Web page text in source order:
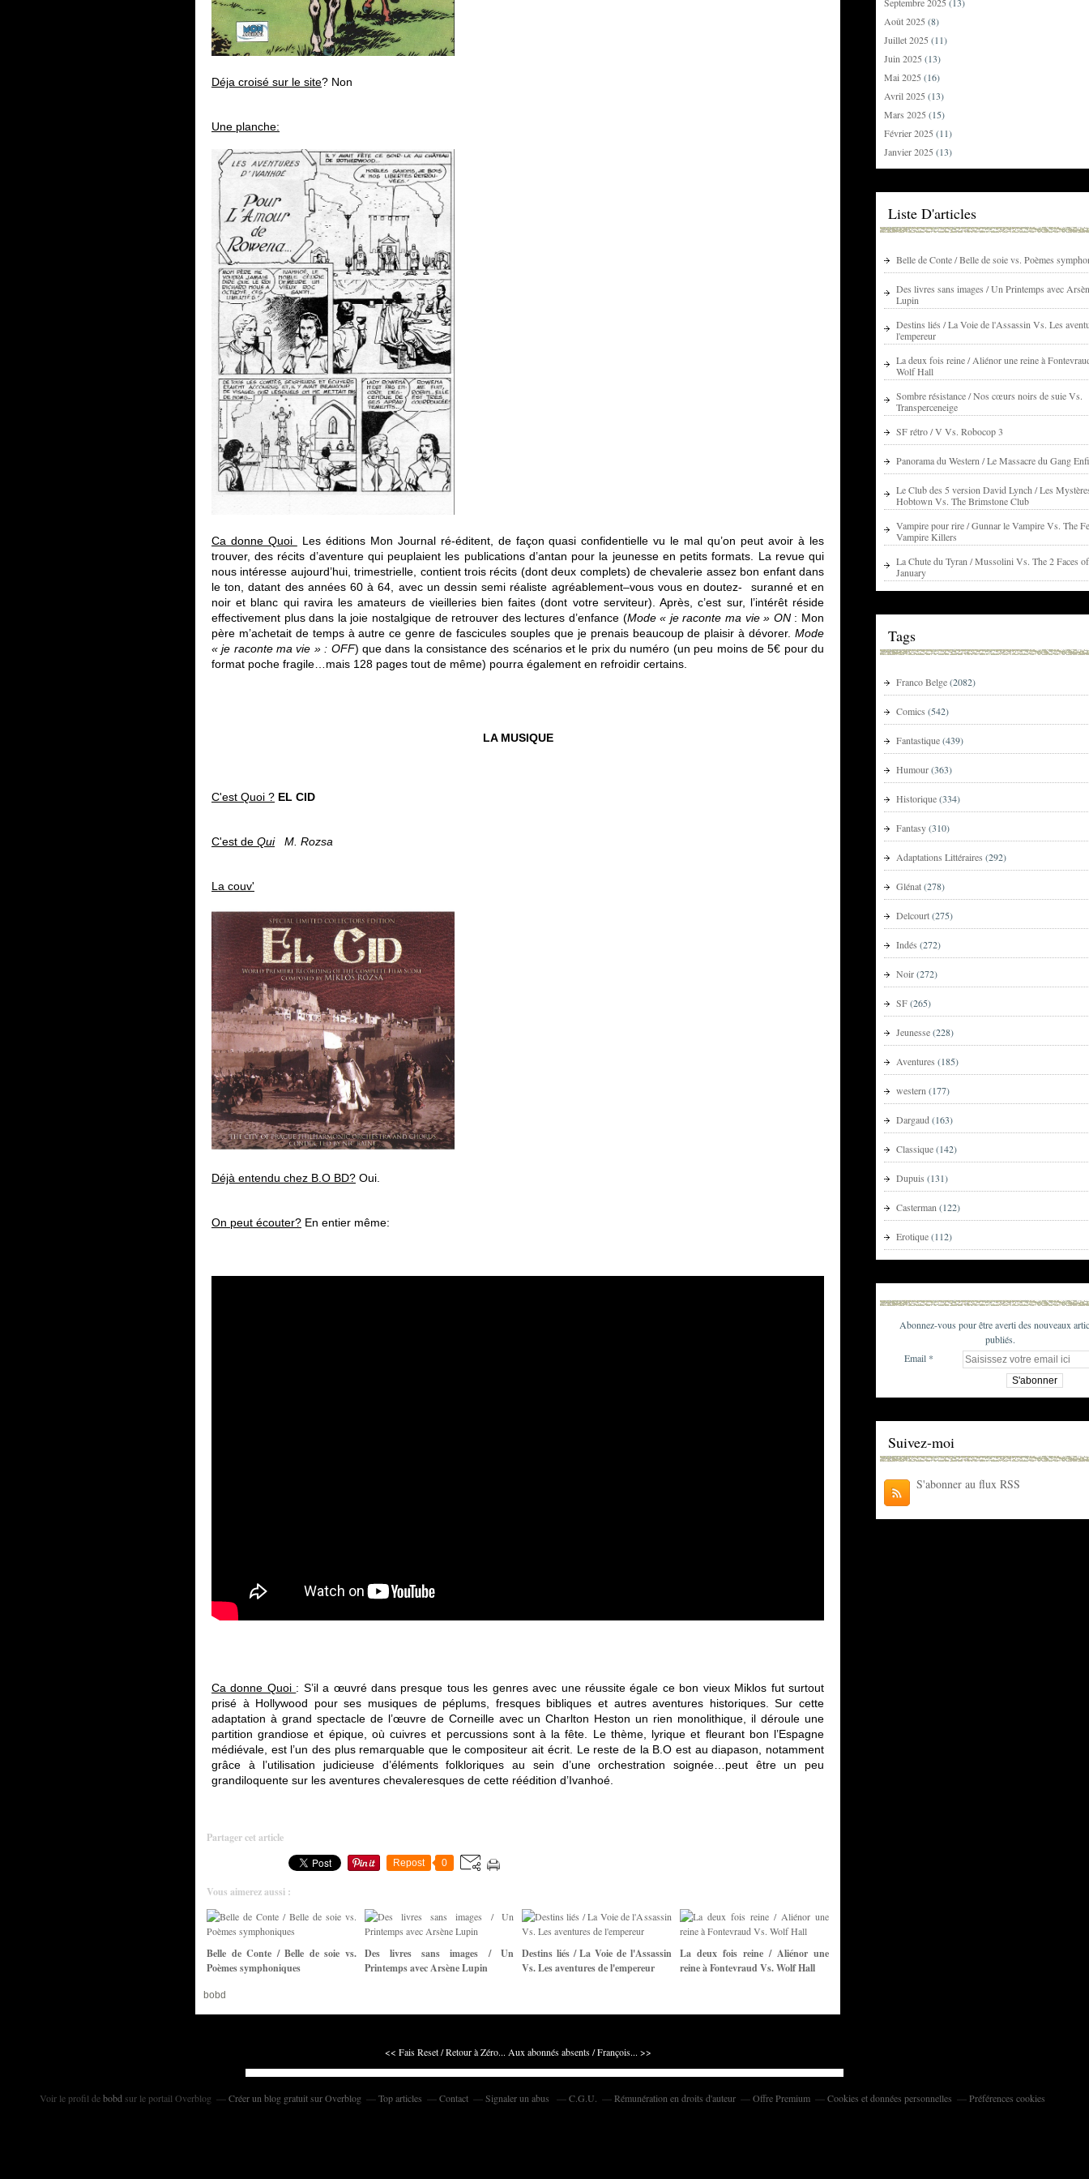
Déja croisé sur le site? Non
Une planche:
Ca donne Quoi
Les éditions Mon Journal ré-éditent, de façon quasi confidentielle vu le mal qu’on peut avoir à les
trouver, des récits d’aventure qui peuplaient les publications d’antan pour la jeunesse en petits formats. La revue qui
nous intéresse aujourd’hui, trimestrielle, contient trois récits (dont deux complets) de chevalerie assez bon enfant dans
le ton, datant des années 60 à 64, avec un dessin semi réaliste agréablement–vous vous en doutez- suranné et en
noir et blanc qui ravira les amateurs de vieilleries bien faites (dont votre serviteur). Après, c’est sur, l’intérêt réside
effectivement plus dans la joie nostalgique de retrouver des lectures d’enfance (Mode « je raconte ma vie » ON : Mon
père m’achetait de temps à autre ce genre de fascicules souples que je prenais beaucoup de plaisir à dévorer. Mode
« je raconte ma vie » : OFF) que dans la consistance des scénarios et le prix du numéro (un peu moins de 5€ pour du
format poche fragile…mais 128 pages tout de même) pourra également en refroidir certains.
LA MUSIQUE
C'est Quoi ? EL CID
C'est de QuiM. Rozsa
La couv'
Déjà entendu chez B.O BD? Oui.
On peut écouter? En entier même:
Ca donne Quoi : S’il a œuvré dans presque tous les genres avec une réussite égale ce bon vieux Miklos fut surtout
prisé à Hollywood pour ses musiques de péplums, fresques bibliques et autres aventures historiques. Sur cette
adaptation à grand spectacle de l’œuvre de Corneille avec un Charlton Heston un rien monolithique, il déroule une
partition grandiose et épique, où cuivres et percussions sont à la fête. Le thème, lyrique et fleurant bon l’Espagne
médiévale, est l’un des plus remarquable que le compositeur ait écrit. Le reste de la B.O est au diapason, notamment
grâce à l’utilisation judicieuse d’éléments folkloriques au sein d’une orchestration soignée…peut être un peu
grandiloquente sur les aventures chevaleresques de cette réédition d’Ivanhoé.
Partager cet article
Repost 0
Vous aimerez aussi :
Belle de Conte / Belle de soie vs.
Poèmes symphoniques
Des livres sans images / Un
Printemps avec Arsène Lupin
Destins liés / La Voie de l'Assassin
Vs. Les aventures de l'empereur
La deux fois reine / Aliénor une
reine à Fontevraud Vs. Wolf Hall
bobd
<< Fais Reset / Retour à Zéro... Aux abonnés absents / François... >>
Août 2025 (8)
Juillet 2025 (11)
Juin 2025 (13)
Mai 2025 (16)
Avril 2025 (13)
Mars 2025 (15)
Février 2025 (11)
Janvier 2025 (13)
Liste D'articles
Belle de Conte / Belle de soie vs. Poèmes
Des livres sans images / Un Printemps avec
Lupin
Destins liés / La Voie de l'Assassin Vs. Les
l'empereur
La deux fois reine / Aliénor une reine à
Wolf Hall
Sombre résistance / Nos cœurs noirs de suie Vs.
Transperceneige
SF rétro / V Vs. Robocop 3
Panorama du Western / Le Massacre du Gang
Le Club des 5 version David Lynch / Les
Hobtown Vs. The Brimstone Club
Vampire pour rire / Gunnar le Vampire Vs. The
Vampire Killers
La Chute du Tyran / Mussolini Vs. The 2 Faces of
January
Tags
Franco Belge(2082)
Comics (542)
Fantastique(439)
Humour(363)
Historique(334)
Fantasy(310)
Adaptations Littéraires (292)
Glénat(278)
Delcourt(275)
Indés (272)
Noir(272)
SF(265)
Jeunesse(228)
Aventures (185)
western (177)
Dargaud (163)
Classique(142)
Dupuis (131)
Casterman (122)
Erotique(112)
Abonnez-vous pour être averti des nouveaux
publiés.
Email
Suivez-moi
S'abonner au flux RSS
Voir le profil debobdsur le portail Overblog Créer un blog gratuit sur Overblog Top articles Contact Signaler un abus C.G.U. Rémunération en droits d'auteur Offre Premium Cookies et données personnelles Préférences cookies